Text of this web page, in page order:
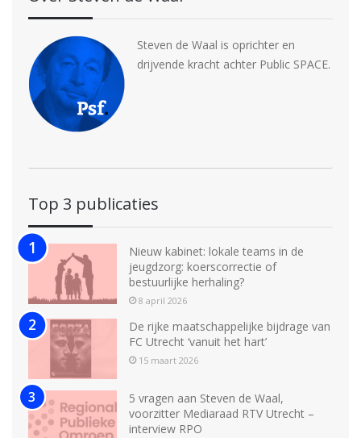
Steven de Waal is oprichter en
drijvende kracht achter Public SPACE.
Top 3 publicaties
Nieuw kabinet: lokale teams in de
jeugdzorg: koerscorrectie of
bestuurlijke herhaling?
8 april 2026
De rijke maatschappelijke bijdrage van
FC Utrecht ‘vanuit het hart’
15 maart 2026
5 vragen aan Steven de Waal,
voorzitter Mediaraad RTV Utrecht –
interview RPO